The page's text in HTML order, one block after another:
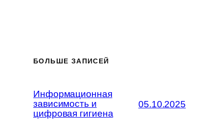
БОЛЬШЕ ЗАПИСЕЙ
Информационная
зависимость и
цифровая гигиена
05.10.2025